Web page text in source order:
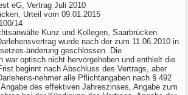
eG, Vertrag Juli 2010
Urteil vom 09.01.2015
14
Kunz und Kollegen, Saarbrücken
wurde nach der zum 11.06.2010 in
änderung geschlossen. Die
war optisch nicht hervorgehoben und enthielt die
beginnt nach Abschluss des Vertrags, aber
nehmer alle Pflichtangaben nach § 492
des effektiven Jahreszinses, Angabe zum